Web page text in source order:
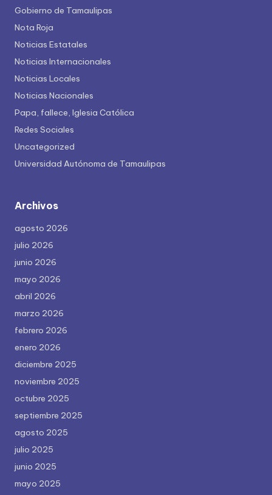
Gobierno de Tamaulipas
Nota Roja
Noticias Estatales
Noticias Internacionales
Noticias Locales
Noticias Nacionales
Papa, fallece, Iglesia Católica
Redes Sociales
Uncategorized
Universidad Autónoma de Tamaulipas
Archivos
agosto 2026
julio 2026
junio 2026
mayo 2026
abril 2026
marzo 2026
febrero 2026
enero 2026
diciembre 2025
noviembre 2025
octubre 2025
septiembre 2025
agosto 2025
julio 2025
junio 2025
mayo 2025